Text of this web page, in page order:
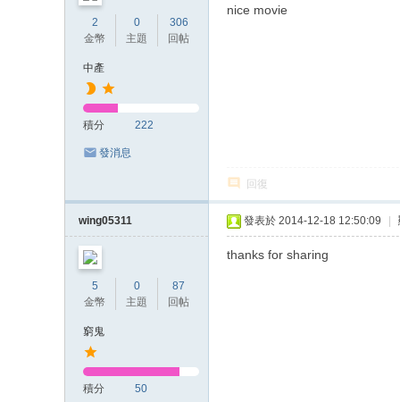
2
金幣
0
主題
306
回帖
中產
積分 222
發消息
nice movie
回復
wing05311
5
金幣
0
主題
87
回帖
窮鬼
積分 50
發表於 2014-12-18 12:50:09
thanks for sharing